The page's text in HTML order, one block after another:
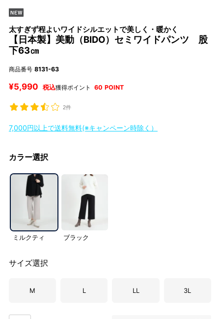
太すぎず程よいワイドシルエットで美しく・暖かく
【日本製】美動（BIDO）セミワイドパンツ 股
下63㎝
商品番号 8131-63
¥5,990 税込獲得ポイント 60 POINT
2件
7,000円以上で送料無料(※キャンペーン時除く）
カラー選択
ミルクティ ブラック
サイズ選択
M L LL 3L